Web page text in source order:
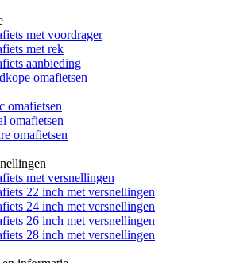
met voordrager
met rek
aanbieding
omafietsen
omafietsen
omafietsen
omafietsen
met versnellingen
22 inch met versnellingen
24 inch met versnellingen
26 inch met versnellingen
28 inch met versnellingen